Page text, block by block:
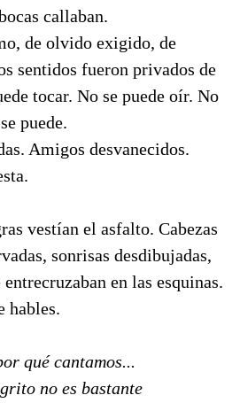
callaban.
de olvido exigido, de
sentidos fueron privados de
tocar. No se puede oír. No
puede.
Amigos desvanecidos.
vestían el asfalto. Cabezas
sonrisas desdibujadas,
en las esquinas.
hables.
qué cantamos...
no es bastante